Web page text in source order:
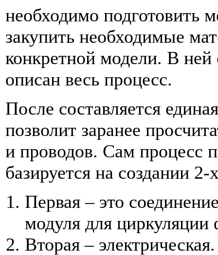
необходимо подготовить
закупить необходимые
конкретной модели. В
описан весь процесс.
После составляется
позволит заранее
и проводов. Сам процесс
базируется на создании
Первая – это
модуля для циркуляции
Вторая – электрическая.